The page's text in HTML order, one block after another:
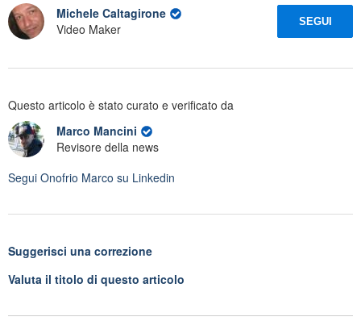
Michele Caltagirone
Video Maker
SEGUI
Questo articolo è stato curato e verificato da
Marco Mancini
Revisore della news
Segui Onofrio Marco su Linkedin
Suggerisci una correzione
Valuta il titolo di questo articolo